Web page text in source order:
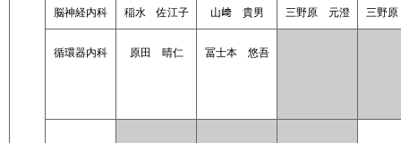
脳神経内科 稲水 佐江子 山﨑 貴男 三野原 元澄 三野
循環器内科 原田 晴仁 冨士本 悠吾